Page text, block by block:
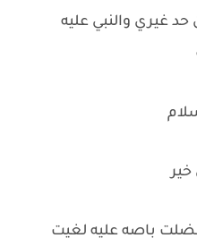
غيري والنبي عليه
خير
باصه عليه لغيت